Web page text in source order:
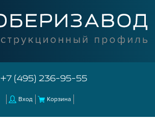
+7 (495) 236-95-55
Вход Корзина